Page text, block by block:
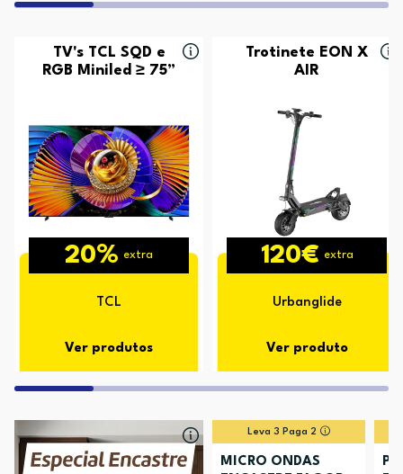
TV's TCL SQD e
RGB Miniled ≥ 75”
20% extra
TCL
Ver produtos
Trotinete EON X
AIR
120€ extra
Urbanglide
Ver produto
Leva 3 Paga 2
MICRO ONDAS